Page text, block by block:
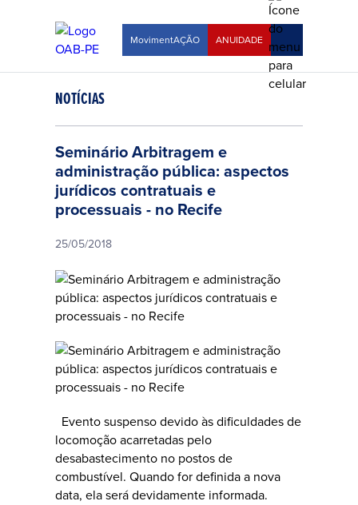
MovimentAÇÃO ANUIDADE
NOTÍCIAS
Seminário Arbitragem e
administração pública: aspectos
jurídicos contratuais e
processuais - no Recife
25/05/2018
Evento suspenso devido às dificuldades de
locomoção acarretadas pelo
desabastecimento no postos de
combustível. Quando for definida a nova
data, ela será devidamente informada.